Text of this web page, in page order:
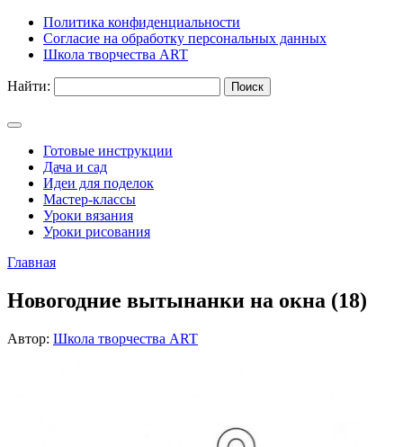
Политика конфиденциальности
Согласие на обработку персональных данных
Школа творчества ART
Найти:
Готовые инструкции
Дача и сад
Идеи для поделок
Мастер-классы
Уроки вязания
Уроки рисования
Главная
Новогодние вытынанки на окна (18)
Автор: Школа творчества ART